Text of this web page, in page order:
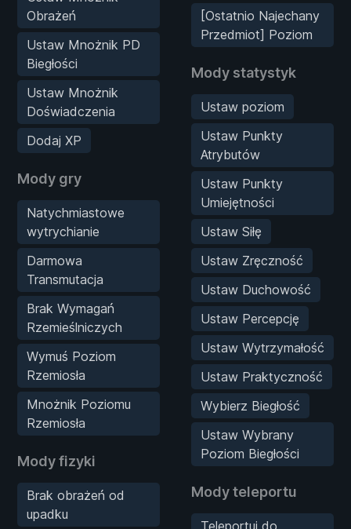
Obrażeń
Ustaw Mnożnik PD
Biegłości
Ustaw Mnożnik
Doświadczenia
Dodaj XP
Mody gry
Natychmiastowe
wytrychianie
Darmowa
Transmutacja
Brak Wymagań
Rzemieślniczych
Wymuś Poziom
Rzemiosła
Mnożnik Poziomu
Rzemiosła
Mody fizyki
Brak obrażeń od
upadku
[Ostatnio Najechany
Przedmiot] Poziom
Mody statystyk
Ustaw poziom
Ustaw Punkty
Atrybutów
Ustaw Punkty
Umiejętności
Ustaw Siłę
Ustaw Zręczność
Ustaw Duchowość
Ustaw Percepcję
Ustaw Wytrzymałość
Ustaw Praktyczność
Wybierz Biegłość
Ustaw Wybrany
Poziom Biegłości
Mody teleportu
Teleportuj do